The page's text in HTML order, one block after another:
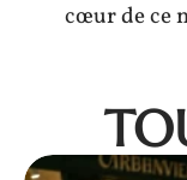
cœur de ce